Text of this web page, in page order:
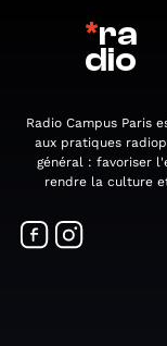
*ra
dio
Radio Campus Paris
aux pratiques
général : favoriser
rendre la culture